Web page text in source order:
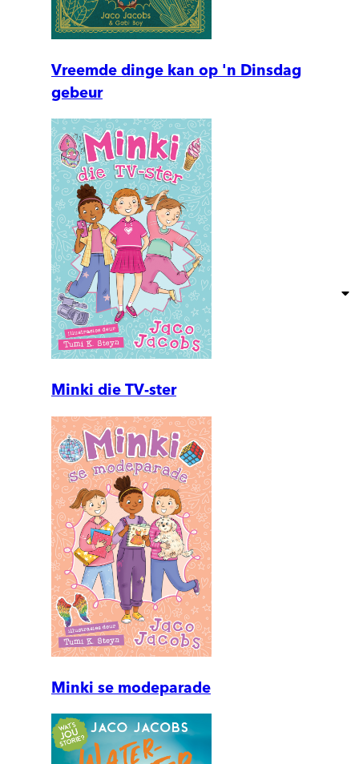
Vreemde dinge kan op 'n Dinsdag
gebeur
Minki die TV-ster
Minki se modeparade